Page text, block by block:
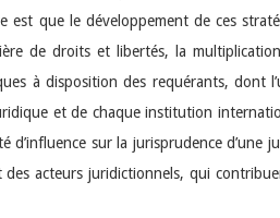
que le développement de ces
de droits et libertés, la
à disposition des requérants, dont
et de chaque institution
sur la jurisprudence
acteurs juridictionnels, qui